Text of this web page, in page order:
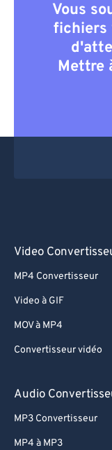
Vous
fichiers
Mettre
Video
MP4 Convertisseur
Video à GIF
MOV à MP4
Convertisseur vidéo
Audio
MP3 Convertisseur
MP4 à MP3